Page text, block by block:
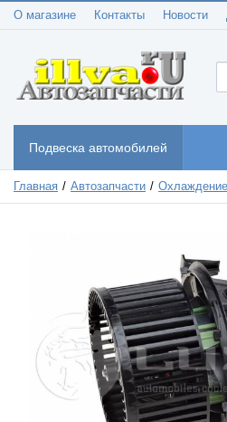
О магазине Контакты Новости
Подвеска автомобилей
Главная Автозапчасти